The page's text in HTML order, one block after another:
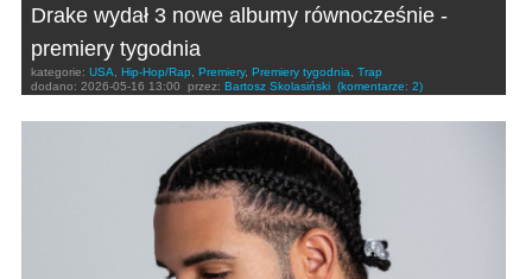
Drake wydał 3 nowe albumy równocześnie -
premiery tygodnia
kategorie: USA, Hip-Hop/Rap, Premiery, Premiery tygodnia, Trap
dodano: 2026-05-16 13:00 przez: Bartosz Skolasiński (komentarze: 2)